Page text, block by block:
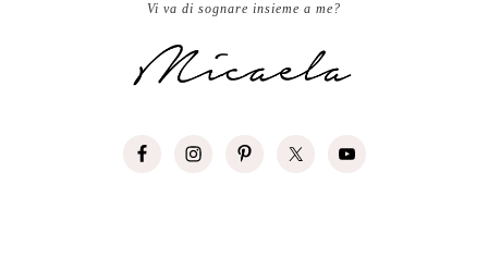
Vi va di sognare insieme a me?